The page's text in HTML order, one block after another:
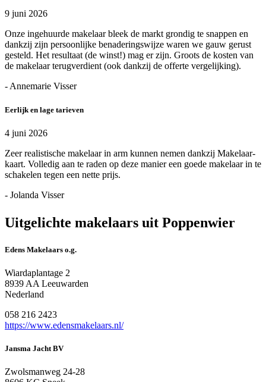
9 juni 2026
Onze ingehuurde makelaar bleek de markt grondig te snappen en
dankzij zijn persoonlijke benaderingswijze waren we gauw gerust
gesteld. Het resultaat (de winst!) mag er zijn. Groots de kosten van
de makelaar terugverdient (ook dankzij de offerte vergelijking).
- Annemarie Visser
Eerlijk en lage tarieven
4 juni 2026
Zeer realistische makelaar in arm kunnen nemen dankzij Makelaar-
kaart. Volledig aan te raden op deze manier een goede makelaar in te
schakelen tegen een nette prijs.
- Jolanda Visser
Uitgelichte makelaars uit Poppenwier
Edens Makelaars o.g.
Wiardaplantage 2
8939 AA Leeuwarden
Nederland
058 216 2423
https://www.edensmakelaars.nl/
Jansma Jacht BV
Zwolsmanweg 24-28